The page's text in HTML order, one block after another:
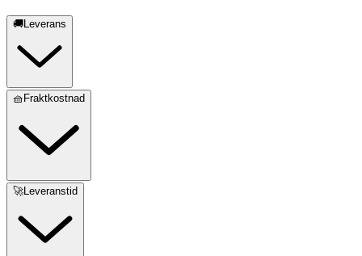
🚚Leverans
🧺Fraktkostnad
🚀Leveranstid